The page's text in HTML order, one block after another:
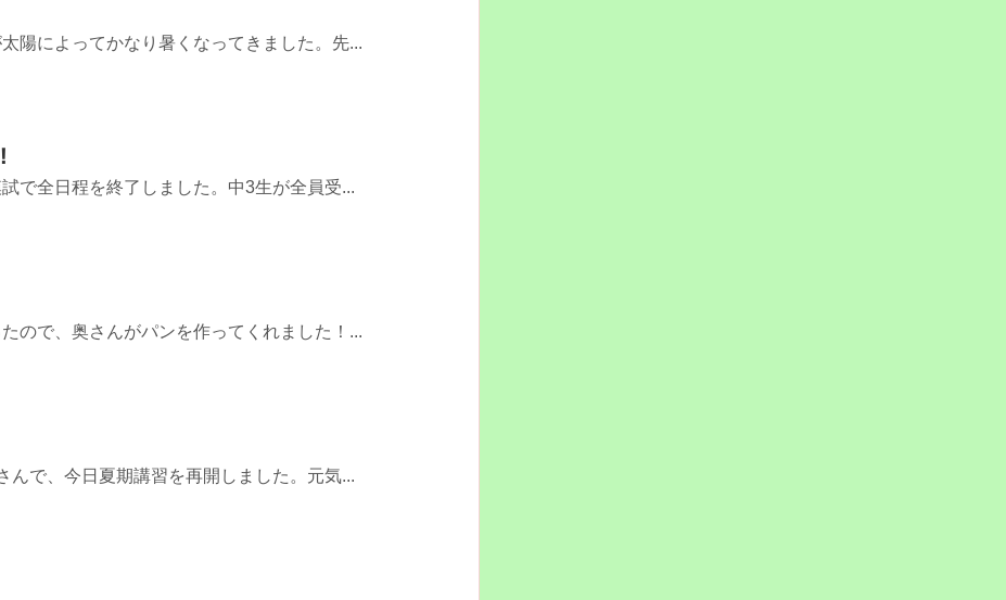
陽によってかなり暑くなってきました。先...
で全日程を終了しました。中3生が全員受...
ので、奥さんがパンを作ってくれました！...
んで、今日夏期講習を再開しました。元気...